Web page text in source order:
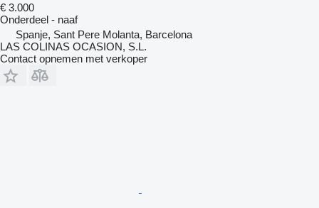
€ 3.000
Onderdeel - naaf
Spanje, Sant Pere Molanta, Barcelona
LAS COLINAS OCASION, S.L.
Contact opnemen met verkoper